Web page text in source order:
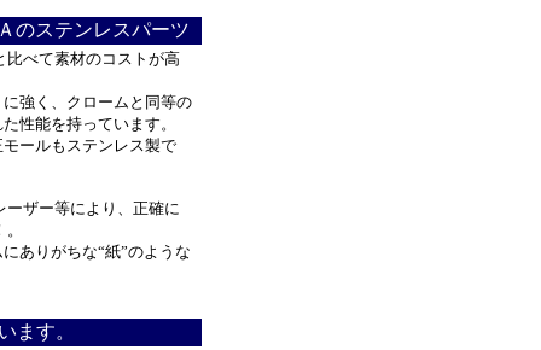
のステンレスパーツ
比べて素材のコストが高
強く、クロームと同等の
能を持っています。
ールもステンレス製で
ーザー等により、正確に
ありがちな“紙”のような
ます。